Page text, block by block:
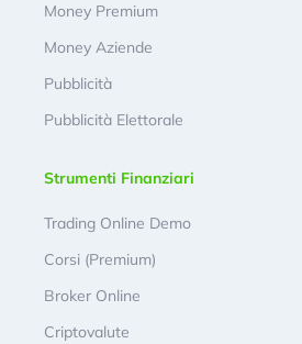
Money Premium
Money Aziende
Pubblicità
Pubblicità Elettorale
Strumenti Finanziari
Trading Online Demo
Corsi (Premium)
Broker Online
Criptovalute